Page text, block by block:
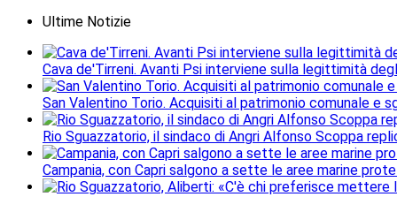
Ultime Notizie
Cava de'Tirreni. Avanti Psi interviene sulla legittimità
San Valentino Torio. Acquisiti al patrimonio comunale e
Rio Sguazzatorio, il sindaco di Angri Alfonso Scoppa
Campania, con Capri salgono a sette le aree marine